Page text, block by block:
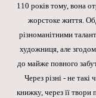
110 років тому, вона
жорстоке життя.
різноманітними
художниця, але
до майже повного
Через різні - не такі
книжку, через її